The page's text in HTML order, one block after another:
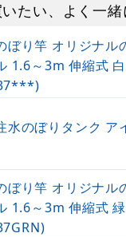
たい、よく一
ぼり竿 オリジナル
1.6～3m 伸縮式 白
水のぼりタンク ア
ぼり竿 オリジナル
1.6～3m 伸縮式 緑